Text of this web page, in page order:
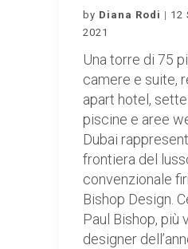
by Diana Rodi
12
2021
Una torre di 75
camere e suite,
apart hotel,
piscine e aree
Dubai
frontiera del
convenzionale
Bishop Design.
Paul Bishop, più
designer